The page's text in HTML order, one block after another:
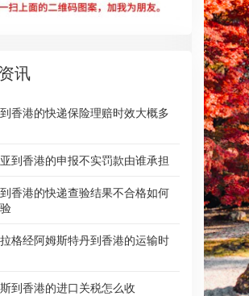
讯
香港的快递保险理赔时效大概多
到香港的申报不实罚款由谁承担
香港的快递查验结果不合格如何
格经阿姆斯特丹到香港的运输时
到香港的进口关税怎么收